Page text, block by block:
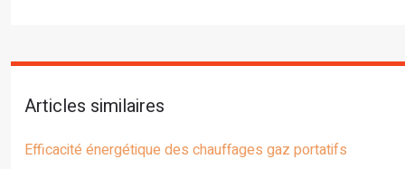
Articles similaires
Efficacité énergétique des chauffages gaz portatifs